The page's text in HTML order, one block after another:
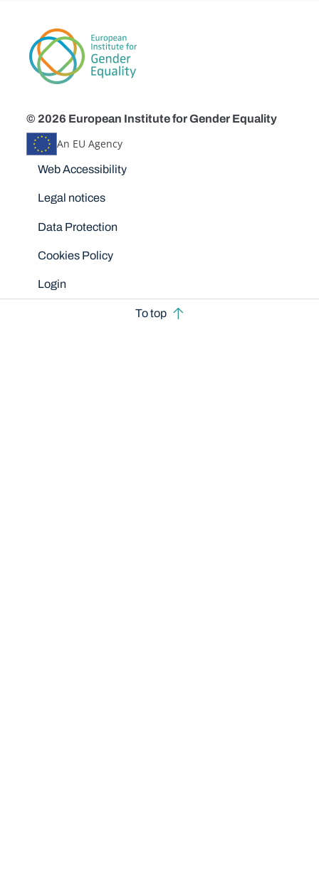
© 2026 European Institute for Gender Equality
An EU Agency
Disclaimers
Web Accessibility
Legal notices
Data Protection
Cookies Policy
Login
To top